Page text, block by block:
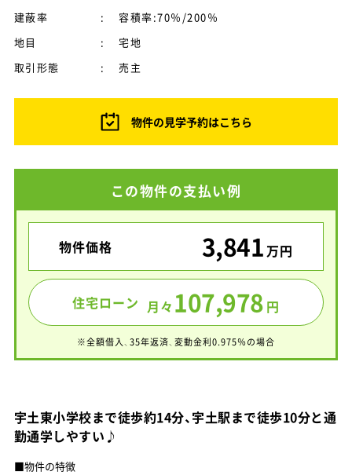
建蔽率
:
容積率:70％/200％
地目
:
宅地
取引形態
: 売主
物件の見学予約はこちら
この物件の支払い例
物件価格 3,841 万円
住宅ローン 月々 107,978 円
※全額借入、35年返済、変動金利0.975％の場合
宇土東小学校まで徒歩約14分、宇土駅まで徒歩10分と通
勤通学しやすい♪
■物件の特徴